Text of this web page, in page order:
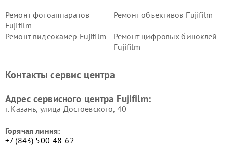
Ремонт фотоаппаратов
Fujifilm
Ремонт объективов Fujifilm
Ремонт видеокамер Fujifilm
Ремонт цифровых биноклей
Fujifilm
Контакты сервис центра
Адрес сервисного центра Fujifilm:
г. Казань, улица Достоевского, 40
Горячая линия:
+7 (843) 500-48-62